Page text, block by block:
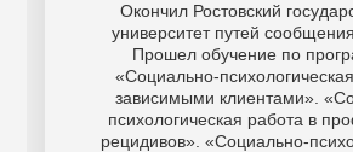
Окончил Ростовский
университет путей
Прошел обучение по
«Социально-
зависимыми клиентами».
психологическая работа в
рецидивов». «Социально-